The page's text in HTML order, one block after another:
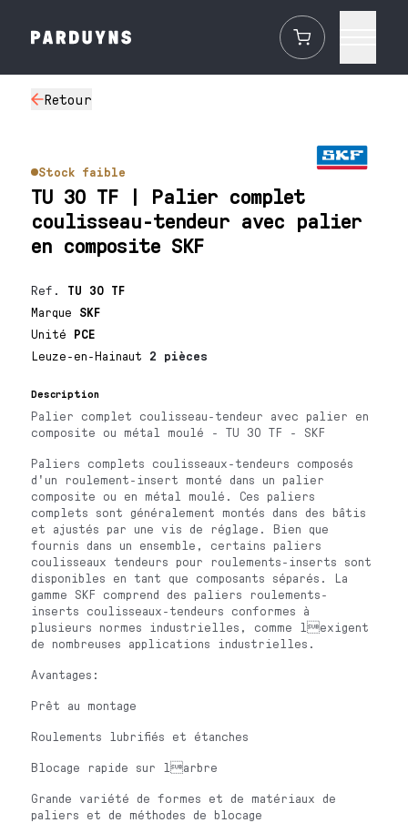
Retour
Stock faible
TU 30 TF | Palier complet
coulisseau-tendeur avec palier
en composite SKF
Ref. TU 30 TF
Marque SKF
Unité PCE
Leuze-en-Hainaut 2 pièces
Description
Palier complet coulisseau-tendeur avec palier en
composite ou métal moulé - TU 30 TF - SKF
Paliers complets coulisseaux-tendeurs composés
d'un roulement-insert monté dans un palier
composite ou en métal moulé. Ces paliers
complets sont généralement montés dans des bâtis
et ajustés par une vis de réglage. Bien que
fournis dans un ensemble, certains paliers
coulisseaux tendeurs pour roulements-inserts sont
disponibles en tant que composants séparés. La
gamme SKF comprend des paliers roulements-
inserts coulisseaux-tendeurs conformes à
plusieurs normes industrielles, comme lexigent
de nombreuses applications industrielles.
Avantages:
Prêt au montage
Roulements lubrifiés et étanches
Blocage rapide sur larbre
Grande variété de formes et de matériaux de
paliers et de méthodes de blocage